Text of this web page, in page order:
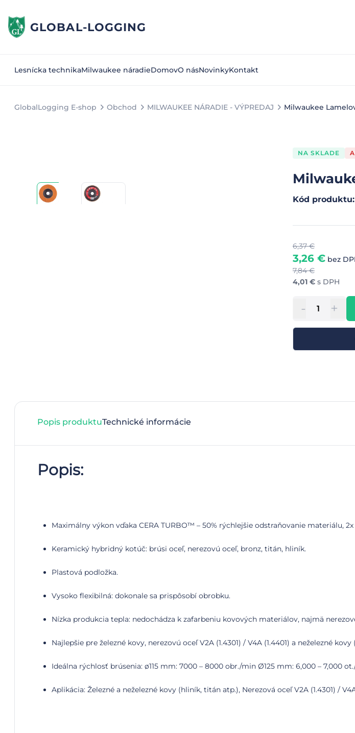
GLOBAL-LOGGING
Lesnícka technikaMilwaukee náradieDomovO násNovinkyKontakt
GlobalLogging E-shop Obchod MILWAUKEE NÁRADIE - VÝPREDAJ Milwaukee
NA SKLADE
Kód produktu:
6,37€
3,26 € bez
7,84€
4,01 € s DPH
- +
Popis produktuTechnické informácie
Popis:
Maximálny výkon vďaka CERA TURBO™ – 50% rýchlejšie odstraňovanie materiálu,
Keramický hybridný kotúč: brúsi oceľ, nerezovú oceľ, bronz, titán, hliník.
Plastová podložka.
Vysoko flexibilná: dokonale sa prispôsobí obrobku.
Nízka produkcia tepla: nedochádza k zafarbeniu kovových materiálov, najmä
Najlepšie pre železné kovy, nerezovú oceľ V2A (1.4301) / V4A (1.4401) a neželezné
Ideálna rýchlosť brúsenia: ø115 mm: 7000 – 8000 obr./min Ø125 mm: 6,000 – 7,000
Aplikácia: Železné a neželezné kovy (hliník, titán atp.), Nerezová oceľ V2A (1.4301) /